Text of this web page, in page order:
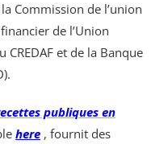
Commission de l’union
de l’Union
et de la Banque
publiques en
here , fournit des